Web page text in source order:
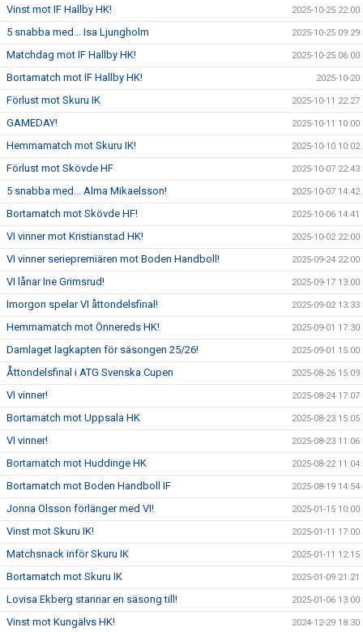
Vinst mot IF Hallby HK! 2025-10-25 22:00
5 snabba med... Isa Ljungholm 2025-10-25 09:29
Matchdag mot IF Hallby HK! 2025-10-25 06:00
Bortamatch mot IF Hallby HK! 2025-10-20
Förlust mot Skuru IK 2025-10-11 22:27
GAMEDAY! 2025-10-11 10:00
Hemmamatch mot Skuru IK! 2025-10-10 10:02
Förlust mot Skövde HF 2025-10-07 22:43
5 snabba med... Alma Mikaelsson! 2025-10-07 14:42
Bortamatch mot Skövde HF! 2025-10-06 14:41
VI vinner mot Kristianstad HK! 2025-10-02 22:00
VI vinner seriepremiären mot Boden Handboll! 2025-09-24 22:00
VI lånar Ine Grimsrud! 2025-09-17 13:00
Imorgon spelar VI åttondelsfinal! 2025-09-02 13:33
Hemmamatch mot Önnereds HK! 2025-09-01 17:30
Damlaget lagkapten för säsongen 25/26! 2025-09-01 15:00
Åttondelsfinal i ATG Svenska Cupen 2025-08-26 15:09
VI vinner! 2025-08-24 17:07
Bortamatch mot Uppsala HK 2025-08-23 15:05
VI vinner! 2025-08-23 11:06
Bortamatch mot Huddinge HK 2025-08-22 11:04
Bortamatch mot Boden Handboll IF 2025-08-19 14:54
Jonna Olsson förlänger med VI! 2025-01-15 10:00
Vinst mot Skuru IK! 2025-01-11 17:00
Matchsnack inför Skuru IK 2025-01-11 12:15
Bortamatch mot Skuru IK 2025-01-09 21:21
Lovisa Ekberg stannar en säsong till! 2025-01-06 13:00
Vinst mot Kungälvs HK! 2024-12-29 18:30